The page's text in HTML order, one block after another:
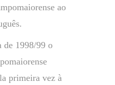
ao
de 1998/99 o
primeira vez à